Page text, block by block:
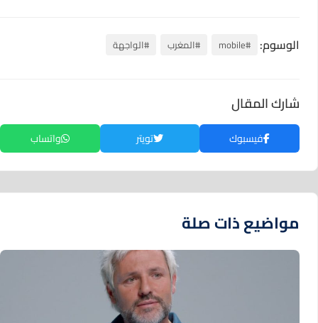
الوسوم: #mobile #المغرب #الواجهة
شارك المقال
فيسبوك تويتر واتساب
مواضيع ذات صلة